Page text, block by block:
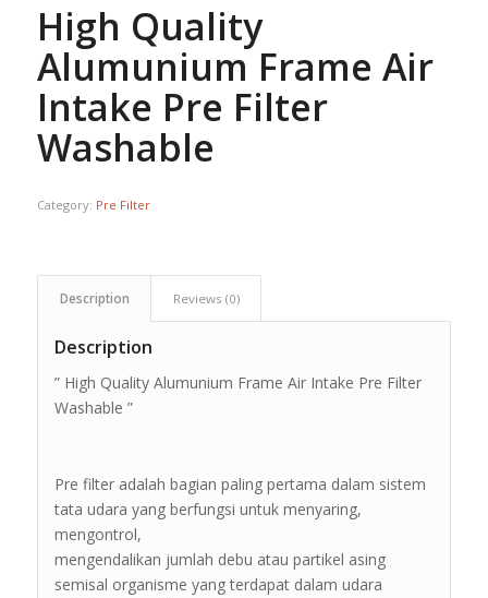
High Quality
Alumunium Frame Air
Intake Pre Filter
Washable
Category: Pre Filter
Description Reviews (0)
Description
” High Quality Alumunium Frame Air Intake Pre Filter
Washable ”
Pre filter adalah bagian paling pertama dalam sistem
tata udara yang berfungsi untuk menyaring,
mengontrol,
mengendalikan jumlah debu atau partikel asing
semisal organisme yang terdapat dalam udara